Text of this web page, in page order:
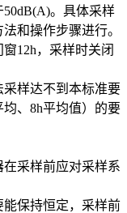
。具体采样
和操作步骤进行。
12h，采样时关闭
样达不到本标准要
、8h平均值）的要
采样前应对采样系
保持恒定，采样前